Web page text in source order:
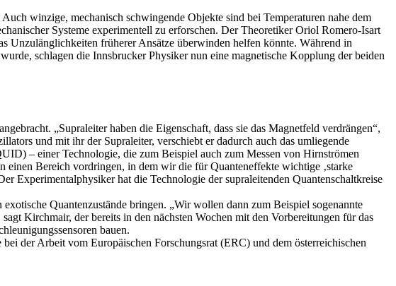
winzige, mechanisch schwingende Objekte sind bei Temperaturen nahe dem
Systeme experimentell zu erforschen. Der Theoretiker Oriol Romero-Isart
Unzulänglichkeiten früherer Ansätze überwinden helfen könnte. Während in
schlagen die Innsbrucker Physiker nun eine magnetische Kopplung der beiden
„Supraleiter haben die Eigenschaft, dass sie das Magnetfeld verdrängen“,
und mit ihr der Supraleiter, verschiebt er dadurch auch das umliegende
– einer Technologie, die zum Beispiel auch zum Messen von Hirnströmen
einen Bereich vordringen, in dem wir die für Quanteneffekte wichtige ‚starke
Experimentalphysiker hat die Technologie der supraleitenden Quantenschaltkreise
Quantenzustände bringen. „Wir wollen dann zum Beispiel sogenannte
Kirchmair, der bereits in den nächsten Wochen mit den Vorbereitungen für das
bauen.
der Arbeit vom Europäischen Forschungsrat (ERC) und dem österreichischen